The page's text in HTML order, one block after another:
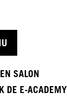
SALON
DE E-ACADEMY